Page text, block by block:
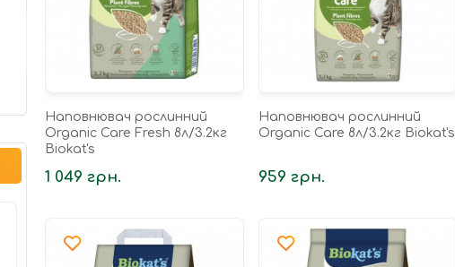
Наповнювач рослинний
Organic Care Fresh 8л/3.2кг
Biokat's
1 049 грн.
Наповнювач рослинний
Organic Care 8л/3.2кг Biokat's
959 грн.